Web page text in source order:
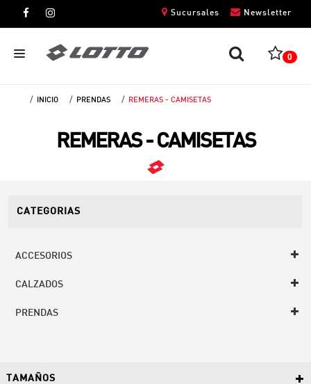
Newsletter
Sucursales
0
INICIO PRENDAS REMERAS - CAMISETAS
REMERAS - CAMISETAS
CATEGORIAS
ACCESORIOS
CALZADOS
PRENDAS
TAMAÑOS